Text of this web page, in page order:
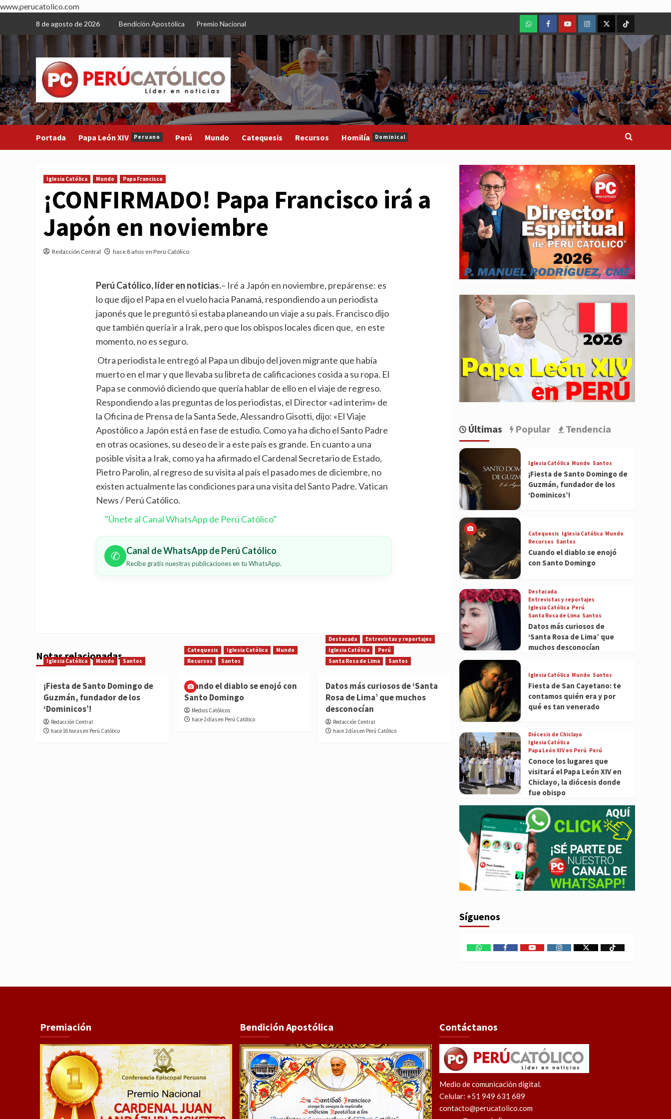
www.perucatolico.com
content
8 de agosto de 2026 Bendición Apostólica Premio Nacional
WhatsAppFacebookYoutubeInstagram
X TikTok
Portada Papa León XIV Peruano Perú Mundo Catequesis Recursos Homilía Dominical
Iglesia Católica Mundo Papa Francisco
¡CONFIRMADO! Papa Francisco irá a
Japón en noviembre
Redacción Central hace 8 años en Perú Católico
Perú Católico, líder en noticias.– Iré a Japón en noviembre, prepárense: es
lo que dijo el Papa en el vuelo hacia Panamá, respondiendo a un periodista
japonés que le preguntó si estaba planeando un viaje a su país. Francisco dijo
que también quería ir a Irak, pero que los obispos locales dicen que, en este
momento, no es seguro.
Otra periodista le entregó al Papa un dibujo del joven migrante que había
muerto en el mar y que llevaba su libreta de calificaciones cosida a su ropa. El
Papa se conmovió diciendo que quería hablar de ello en el viaje de regreso.
Respondiendo a las preguntas de los periodistas, el Director «ad interim» de
la Oficina de Prensa de la Santa Sede, Alessandro Gisotti, dijo: «El Viaje
Apostólico a Japón está en fase de estudio. Como ya ha dicho el Santo Padre
en otras ocasiones, su deseo de ir a este país es grande. En cuanto a una
posible visita a Irak, como ya ha afirmado el Cardenal Secretario de Estado,
Pietro Parolin, al regreso de su visita al país el pasado mes de diciembre, no
existen actualmente las condiciones para una visita del Santo Padre. Vatican
News / Perú Católico.
"Únete al Canal WhatsApp de Perú Católico"
✆ Canal de WhatsApp de Perú Católico
Recibe gratis nuestras publicaciones en tu WhatsApp.
Notas relacionadas
Iglesia Católica Mundo Santos
¡Fiesta de Santo Domingo de
Guzmán, fundador de los
‘Dominicos’!
Redacción Central
hace 16 horas en Perú Católico
Catequesis Iglesia Católica
Mundo
Recursos
Santos
Cuando el diablo se enojó con
Santo Domingo
Medios Católicos
hace 2 días en Perú Católico
Destacada
Entrevistas y reportajes
Iglesia Católica
Perú
Santa Rosa de Lima
Santos
Datos más curiosos de ‘Santa
Rosa de Lima’ que muchos
desconocían
Redacción Central
hace 2 días en Perú Católico
Últimas Popular Tendencia
Iglesia Católica Mundo Santos
¡Fiesta de Santo Domingo de
Guzmán, fundador de los
‘Dominicos’!
Catequesis Iglesia Católica Mundo
Recursos Santos
Cuando el diablo se enojó
con Santo Domingo
Destacada
Entrevistas y reportajes
Iglesia Católica Perú
Santa Rosa de Lima Santos
Datos más curiosos de
‘Santa Rosa de Lima’ que
muchos desconocían
Iglesia Católica Mundo Santos
Fiesta de San Cayetano: te
contamos quién era y por
qué es tan venerado
Diócesis de Chiclayo
Iglesia Católica
Papa León XIV en Perú Perú
Conoce los lugares que
visitará el Papa León XIV en
Chiclayo, la diócesis donde
fue obispo
Síguenos
WhatsAppFacebookYoutubeInstagram
X TikTok
Premiación Bendición Apostólica Contáctanos
Medio de comunicación digital.
Celular: +51 949 631 689
contacto@perucatolico.com